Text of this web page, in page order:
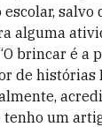
salvo
alguma
brincar é a
de histórias
tenho um